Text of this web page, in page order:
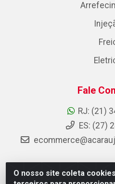
O nosso site coleta
Fale
RJ: (21)
ES: (27)
AC Araujo Distribuidora -